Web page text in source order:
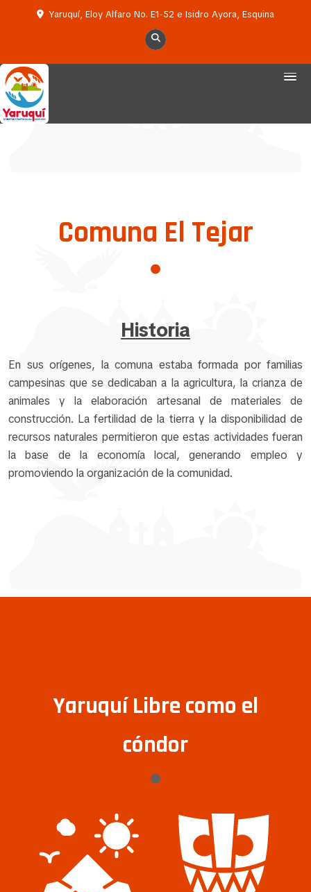
Yaruquí, Eloy Alfaro No. E1-52 e Isidro Ayora, Esquina
Comuna El Tejar
Historia
En sus orígenes, la comuna estaba formada por familias
campesinas que se dedicaban a la agricultura, la crianza de
animales y la elaboración artesanal de materiales de
construcción. La fertilidad de la tierra y la disponibilidad de
recursos naturales permitieron que estas actividades fueran
la base de la economía local, generando empleo y
promoviendo la organización de la comunidad.
Yaruquí Libre como el
cóndor